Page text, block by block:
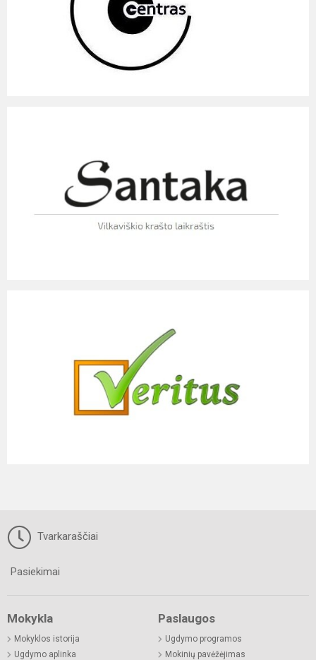
Tvarkaraščiai
Pasiekimai
Mokykla
Mokyklos istorija
Ugdymo aplinka
Paslaugos
Ugdymo programos
Mokinių pavėžėjimas